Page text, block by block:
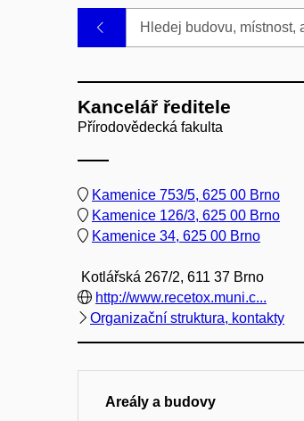
Kancelář ředitele
Přírodovědecká fakulta
Kamenice 753/5, 625 00 Brno
Kamenice 126/3, 625 00 Brno
Kamenice 34, 625 00 Brno
Kotlářská 267/2, 611 37 Brno
http://www.recetox.muni.c...
Organizační struktura, kontakty
Areály a budovy